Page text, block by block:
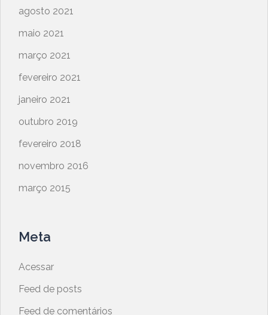
agosto 2021
maio 2021
março 2021
fevereiro 2021
janeiro 2021
outubro 2019
fevereiro 2018
novembro 2016
março 2015
Meta
Acessar
Feed de posts
Feed de comentários